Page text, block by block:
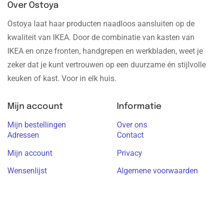
Over Ostoya
Ostoya laat haar producten naadloos aansluiten op de
kwaliteit van IKEA. Door de combinatie van kasten van
IKEA en onze fronten, handgrepen en werkbladen, weet je
zeker dat je kunt vertrouwen op een duurzame én stijlvolle
keuken of kast. Voor in elk huis.
Mijn account
Mijn bestellingen
Adressen
Mijn account
Wensenlijst
Informatie
Over ons
Contact
Privacy
Algemene voorwaarden